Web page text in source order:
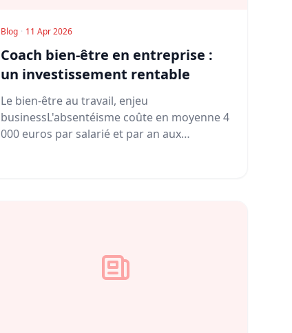
Blog · 11 Apr 2026
Coach bien-être en entreprise :
un investissement rentable
Le bien-être au travail, enjeu
businessL'absentéisme coûte en moyenne 4
000 euros par salarié et par an aux